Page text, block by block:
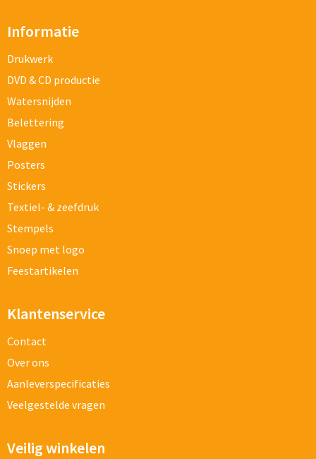
Informatie
Drukwerk
DVD & CD productie
Watersnijden
Belettering
Vlaggen
Posters
Stickers
Textiel- & zeefdruk
Stempels
Snoep met logo
Feestartikelen
Klantenservice
Contact
Over ons
Aanleverspecificaties
Veelgestelde vragen
Veilig winkelen